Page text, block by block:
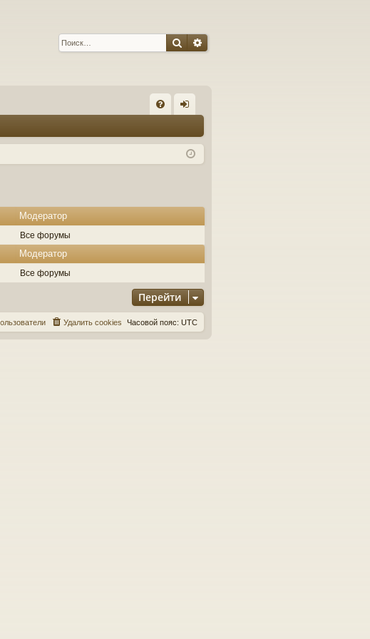
ПоискРасширенный поиск
Q д
Модератор
Все форумы
Модератор
Все форумы
Перейти
Часовой пояс: UTC
Удалить cookies